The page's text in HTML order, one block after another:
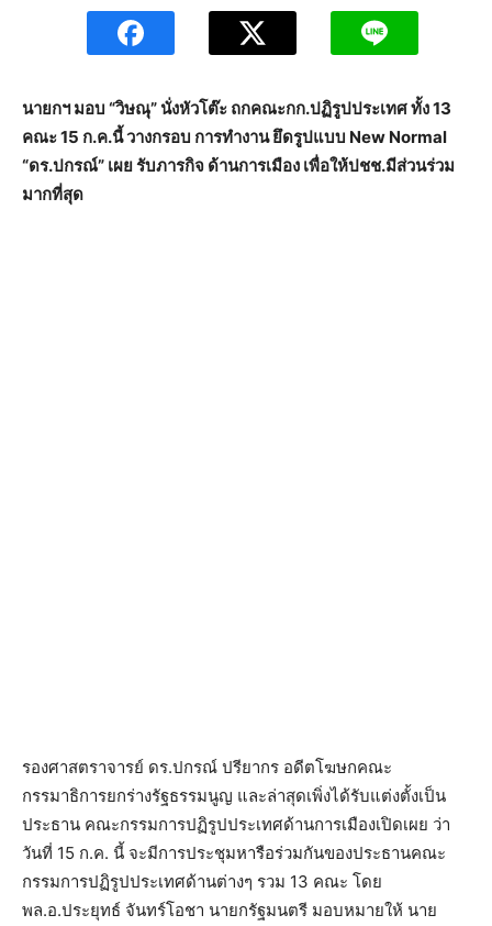
นายกฯ มอบ “วิษณุ” นั่งหัวโต๊ะ ถกคณะกก.ปฏิรูปประเทศ ทั้ง 13
คณะ 15 ก.ค.นี้ วางกรอบ การทำงาน ยึดรูปแบบ New Normal
“ดร.ปกรณ์” เผย รับภารกิจ ด้านการเมือง เพื่อให้ปชช.มีส่วนร่วม
มากที่สุด
รองศาสตราจารย์ ดร.ปกรณ์ ปรียากร อดีตโฆษกคณะ
กรรมาธิการยกร่างรัฐธรรมนูญ และล่าสุดเพิ่งได้รับแต่งตั้งเป็น
ประธาน คณะกรรมการปฏิรูปประเทศด้านการเมืองเปิดเผย ว่า
วันที่ 15 ก.ค. นี้ จะมีการประชุมหารือร่วมกันของประธานคณะ
กรรมการปฏิรูปประเทศด้านต่างๆ รวม 13 คณะ โดย
พล.อ.ประยุทธ์ จันทร์โอชา นายกรัฐมนตรี มอบหมายให้ นาย